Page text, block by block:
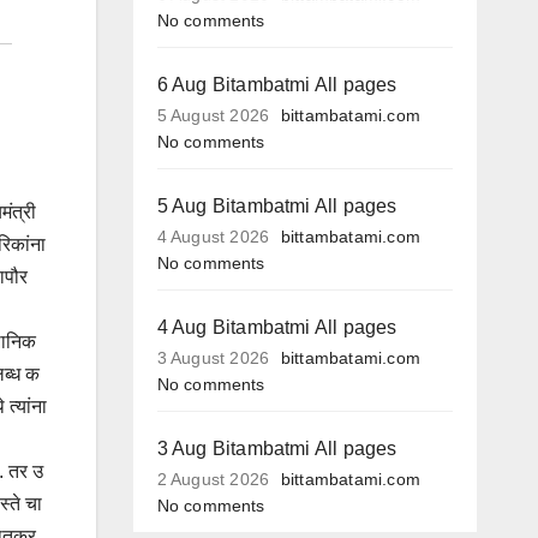
क
तर उ
चा
No comments
6 Aug Bitambatmi All pages
5 August 2026
bittambatami.com
No comments
5 Aug Bitambatmi All pages
4 August 2026
bittambatami.com
No comments
4 Aug Bitambatmi All pages
3 August 2026
bittambatami.com
No comments
3 Aug Bitambatmi All pages
2 August 2026
bittambatami.com
No comments